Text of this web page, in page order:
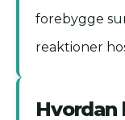
forebygge
reaktioner
Hvordan